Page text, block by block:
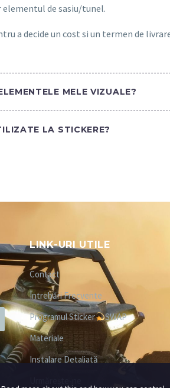
elementul de sasiu/tunel.
a decide un cost si un termen de
MELE VIZUALE?
LA STICKERE?
LINK-URI UTILE
Contact
Întrebări Frecvente
Programul Sticker
SWAP
Materiale
Instalare Detaliată